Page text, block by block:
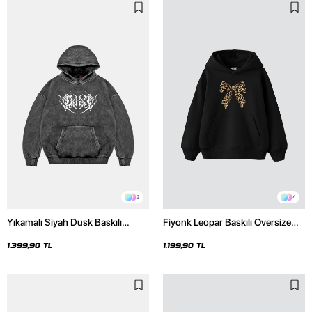
3
Yıkamalı Siyah Dusk Baskılı
1.399,90 TL
4
Fiyonk Leopar Baskılı Oversize
1.199,90 TL